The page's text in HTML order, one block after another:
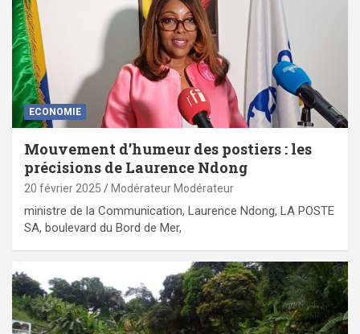
ECONOMIE
Mouvement d’humeur des postiers : les
précisions de Laurence Ndong
20 février 2025 Modérateur Modérateur
ministre de la Communication, Laurence Ndong, LA POSTE
SA, boulevard du Bord de Mer,